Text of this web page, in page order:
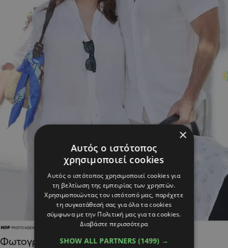
Φωτογραφίες: ΑΝΔΡΕΑΣ ΝΙΚΟΛΑΡΕΑΣ
×
Αυτός ο ιστότοπος
χρησιμοποιεί cookies
Αυτός ο ιστότοπος χρησιμοποιεί cookies για
τη βελτίωση της εμπειρίας των χρηστών.
Χρησιμοποιώντας τον ιστότοπό μας, παρέχετε
τη συγκατάθεσή σας για όλα τα cookies
σύμφωνα με την Πολιτική μας για τα cookies.
Διαβάστε περισσότερα
SHOW ALL PARTNERS (1499) →